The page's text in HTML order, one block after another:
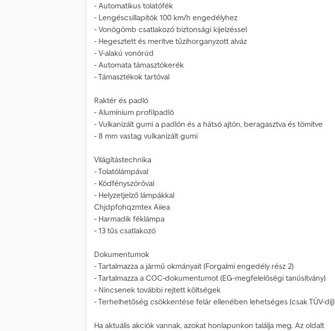
- Automatikus tolatófék
- Lengéscsillapítók 100 km/h engedélyhez
- Vonógömb csatlakozó biztonsági kijelzéssel
- Hegesztett és merítve tűzihorganyzott alváz
- V-alakú vonórúd
- Automata támasztókerék
- Támasztékok tartóval
Raktér és padló
- Alumínium profilpadló
- Vulkanizált gumi a padlón és a hátsó ajtón, beragasztva és tömítve
- 8 mm vastag vulkanizált gumi
Világítástechnika
- Tolatólámpával
- Ködfényszóróval
- Helyzetjelző lámpákkal
Chjdpfohqzmtex Aiiea
- Harmadik féklámpa
- 13 tűs csatlakozó
Dokumentumok
- Tartalmazza a jármű okmányait (Forgalmi engedély rész 2)
- Tartalmazza a COC-dokumentumot (EG-megfelelőségi tanúsítvány)
- Nincsenek további rejtett költségek
- Terhelhetőség csökkentése felár ellenében lehetséges (csak TÜV-díj)
Ha aktuális akciók vannak, azokat honlapunkon találja meg. Az oldalt